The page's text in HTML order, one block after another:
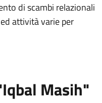
di scambi relazionali
attività varie per
Masih"